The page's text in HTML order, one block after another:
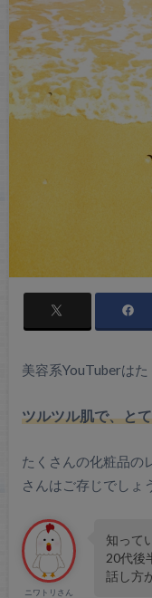
美容系YouTuberは
ツルツル肌で、と
たくさんの化粧品の
さんはご存じでしょ
ニワトリさん
知って
20代後
話し方